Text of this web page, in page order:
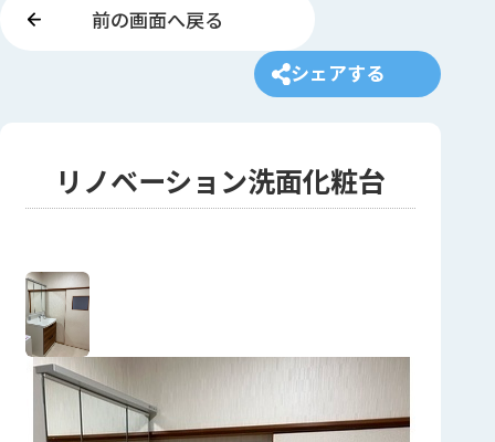
前の画面へ戻る
シェアする
リノベーション洗面化粧台